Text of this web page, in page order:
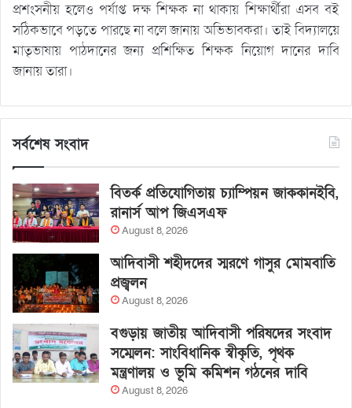
প্রশংসনীয় হলেও পর্যাপ্ত দক্ষ শিক্ষক না থাকায় শিক্ষার্থীরা এসব বই
সঠিকভাবে পড়তে পারছে না বলে জানায় অভিভাবকরা। তাই বিদ্যালয়ে
মাতৃভাষায় পাঠদানের জন্য প্রশিক্ষিত শিক্ষক নিয়োগ দানের দাবি
জানায় তারা।
সর্বশেষ সংবাদ
বিতর্ক প্রতিযোগিতায় চ্যাম্পিয়ন জাককানইবি,
রানার্স আপ জিএসএফ
August 8, 2026
আদিবাসী শহীদদের স্মরণে গাসুর মোমবাতি
প্রজ্বলন
August 8, 2026
বগুড়ায় জাতীয় আদিবাসী পরিষদের সংবাদ
সম্মেলন: সাংবিধানিক স্বীকৃতি, পৃথক
মন্ত্রণালয় ও ভূমি কমিশন গঠনের দাবি
August 8, 2026